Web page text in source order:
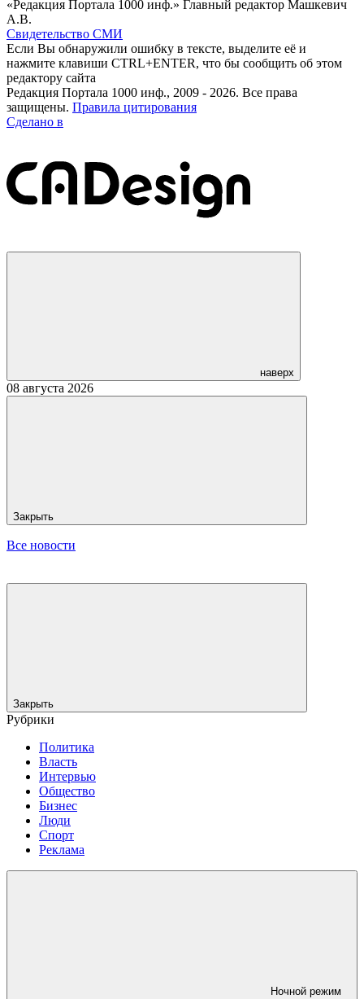
«Редакция Портала 1000 инф.» Главный редактор Машкевич
А.В.
Свидетельство СМИ
Если Вы обнаружили ошибку в тексте, выделите её и
нажмите клавиши CTRL+ENTER, что бы сообщить об этом
редактору сайта
Редакция Портала 1000 инф., 2009 - 2026. Все права
защищены. Правила цитирования
Сделано в
наверх
08 августа 2026
Закрыть
Все новости
Закрыть
Рубрики
Политика
Власть
Интервью
Общество
Бизнес
Люди
Спорт
Реклама
Ночной режим